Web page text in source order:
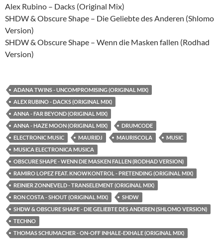
Alex Rubino – Dacks (Original Mix)
SHDW & Obscure Shape – Die Geliebte des Anderen (Shlomo
Version)
SHDW & Obscure Shape – Wenn die Masken fallen (Rodhad
Version)
ADANA TWINS - UNCOMPROMISING (ORIGINAL MIX)
ALEX RUBINO - DACKS (ORIGINAL MIX)
ANNA - FAR BEYOND (ORIGINAL MIX)
ANNA - HAZE MOON (ORIGINAL MIX)
DRUMCODE
ELECTRONIC MUSIC
MAURIDJ MAURISCOLA
MUSIC
MUSICA ELECTRONICA MUSICA
OBSCURE SHAPE - WENN DIE MASKEN FALLEN (RODHAD VERSION)
RAMIRO LOPEZ FEAT. KNOWKONTROL - PRETENDING (ORIGINAL MIX)
REINIER ZONNEVELD - TRANSELEMENT (ORIGINAL MIX)
RON COSTA - SHOUT (ORIGINAL MIX)
SHDW
SHDW & OBSCURE SHAPE - DIE GELIEBTE DES ANDEREN (SHLOMO VERSION)
TECHNO
THOMAS SCHUMACHER - ON-OFF INHALE-EXHALE (ORIGINAL MIX)